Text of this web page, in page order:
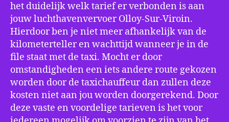
het duidelijk welk tarief er verbonden is aan
jouw luchthavenvervoer Olloy-Sur-Viroin.
Hierdoor ben je niet meer afhankelijk van de
kilometerteller en wachttijd wanneer je in de
file staat met de taxi. Mocht er door
omstandigheden een iets andere route gekozen
worden door de taxichauffeur dan zullen deze
kosten niet aan jou worden doorgerekend. Door
deze vaste en voordelige tarieven is het voor